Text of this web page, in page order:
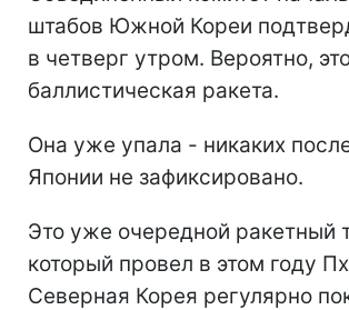
штабов Южной Кореи
в четверг утром. Вероятно,
баллистическая ракета.
Она уже упала - никаких
Японии не зафиксировано.
Это уже очередной ракетный
который провел в этом году
Северная Корея регулярно